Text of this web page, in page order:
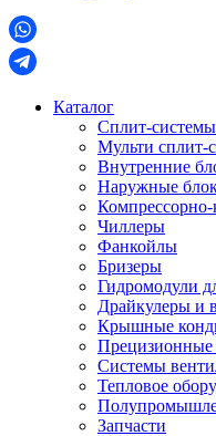
Каталог
Сплит-системы
Мульти сплит-
Внутренние
Наружные
Чиллеры
Фанкойлы
Бризеры
Гидромодули
Драйкулеры и
Крышные
Системы
Тепловое
Запчасти